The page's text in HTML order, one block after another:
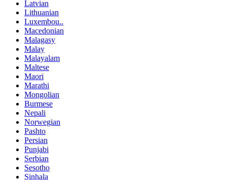
Latvian
Lithuanian
Luxembou..
Macedonian
Malagasy
Malay
Malayalam
Maltese
Maori
Marathi
Mongolian
Burmese
Nepali
Norwegian
Pashto
Persian
Punjabi
Serbian
Sesotho
Sinhala